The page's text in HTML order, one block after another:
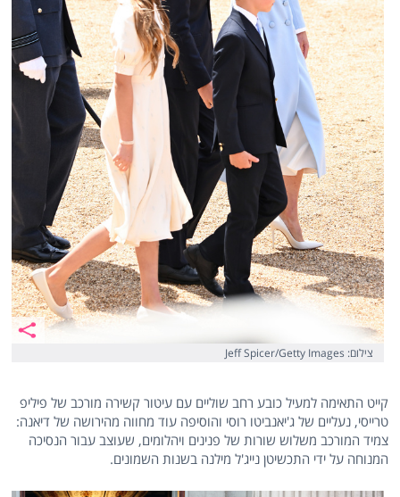
צילום: Jeff Spicer/Getty Images
קייט התאימה למעיל כובע רחב שוליים עם עיטור קשירה מורכב של פיליפ
טרייסי, נעליים של ג'יאנביטו רוסי והוסיפה עוד מחווה מהירושה של דיאנה:
צמיד המורכב משלוש שורות של פנינים ויהלומים, שעוצב עבור הנסיכה
המנוחה על ידי התכשיטן נייג'ל מילנה בשנות השמונים.